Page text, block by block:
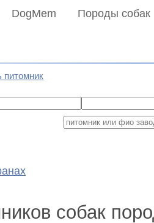
DogMem Породы собак
питомник
собак